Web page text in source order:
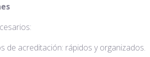
rápidos y organizados.